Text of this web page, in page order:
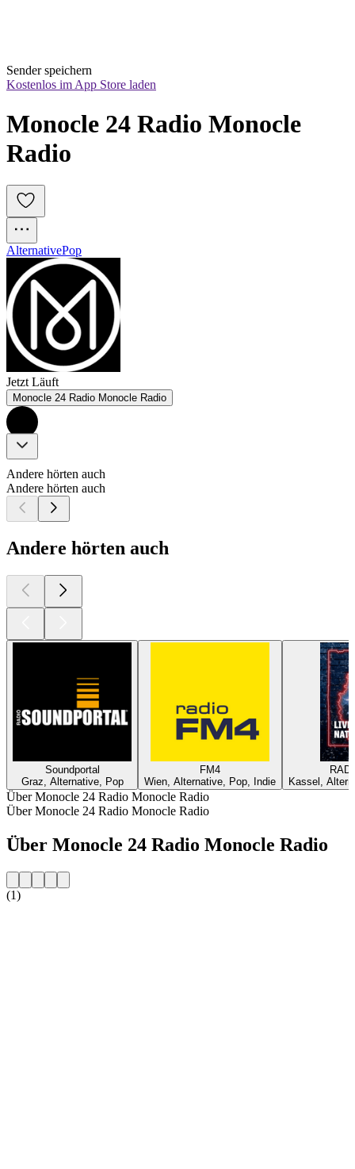
Sender speichern
Kostenlos im App Store laden
Monocle 24 Radio Monocle
Radio
AlternativePop
Jetzt Läuft
Monocle 24 Radio Monocle Radio
Andere hörten auch
Andere hörten auch
Andere hörten auch
Soundportal
Graz, Alternative, Pop
FM4
Wien, Alternative, Pop, Indie
Kassel,
Über Monocle 24 Radio Monocle Radio
Über Monocle 24 Radio Monocle Radio
Über Monocle 24 Radio Monocle Radio
(1)